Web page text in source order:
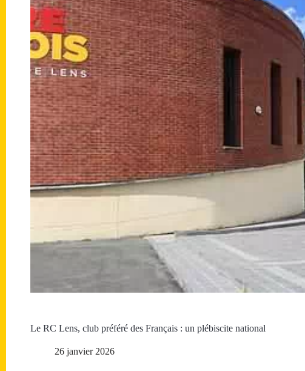
Le RC Lens, club préféré des Français : un plébiscite national
26 janvier 2026